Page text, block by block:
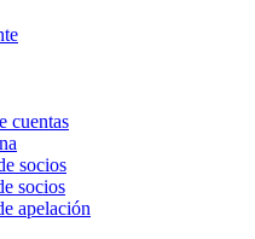
cuentas
socios
socios
apelación